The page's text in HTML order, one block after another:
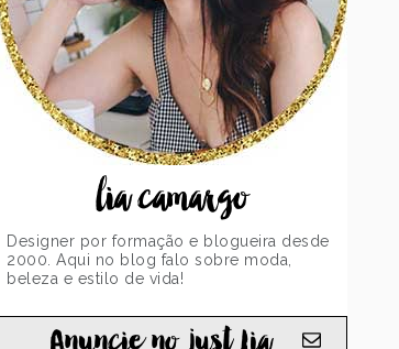
lia camargo
Designer por formação e blogueira desde
2000. Aqui no blog falo sobre moda,
beleza e estilo de vida!